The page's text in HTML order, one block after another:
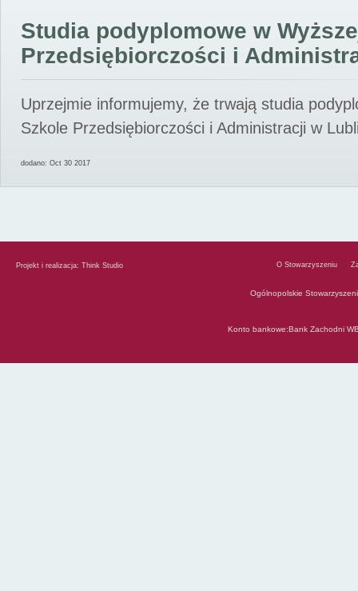
Studia podyplomowe w
Przedsiębiorczości i
Uprzejmie informujemy, że trwają studia
Szkole Przedsiębiorczości i Administracji w
dodano: Oct 30 2017
Projekt i realizacja: Think Studio O Stowarzyszeniu
Ogólnopolskie
Konto bankowe:Bank Zachodni